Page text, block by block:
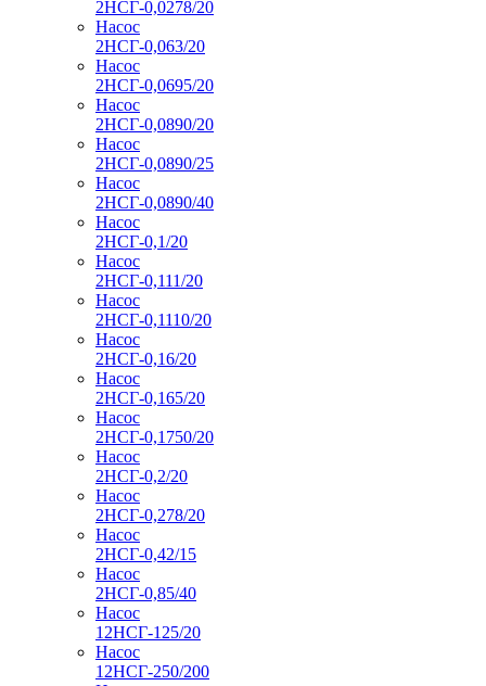
2НСГ-0,0278/20
Насос
2НСГ-0,063/20
Насос
2НСГ-0,0695/20
Насос
2НСГ-0,0890/20
Насос
2НСГ-0,0890/25
Насос
2НСГ-0,0890/40
Насос
2НСГ-0,1/20
Насос
2НСГ-0,111/20
Насос
2НСГ-0,1110/20
Насос
2НСГ-0,16/20
Насос
2НСГ-0,165/20
Насос
2НСГ-0,1750/20
Насос
2НСГ-0,2/20
Насос
2НСГ-0,278/20
Насос
2НСГ-0,42/15
Насос
2НСГ-0,85/40
Насос
12НСГ-125/20
Насос
12НСГ-250/200